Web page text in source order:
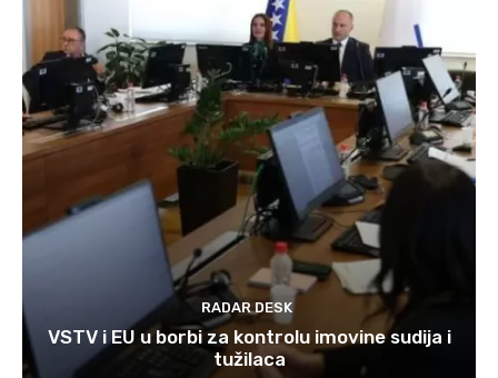
RADAR DESK
VSTV i EU u borbi za kontrolu imovine sudija i
tužilaca